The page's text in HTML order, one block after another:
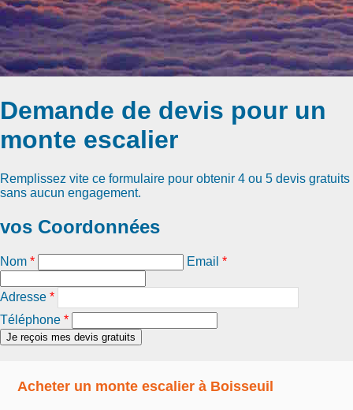
Demande de devis pour un
monte escalier
Remplissez vite ce formulaire pour obtenir 4 ou 5 devis gratuits
sans aucun engagement.
vos Coordonnées
Nom * Email *
Adresse *
Téléphone *
Acheter un monte escalier à Boisseuil